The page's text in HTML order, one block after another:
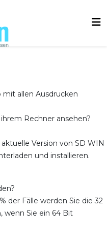
allen Ausdrucken
Rechner ansehen?
Version von SD WIN
und installieren.
der Fälle werden Sie die 32
wenn Sie ein 64 Bit